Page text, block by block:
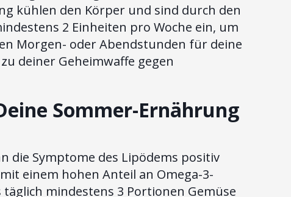
kühlen den Körper und sind durch den
2 Einheiten pro Woche ein, um
Morgen- oder Abendstunden für deine
zu deiner Geheimwaffe gegen
Sommer-Ernährung
die Symptome des Lipödems positiv
einem hohen Anteil an Omega-3-
mindestens 3 Portionen Gemüse